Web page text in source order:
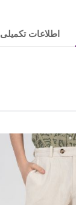
اطلاعات تکمیلی